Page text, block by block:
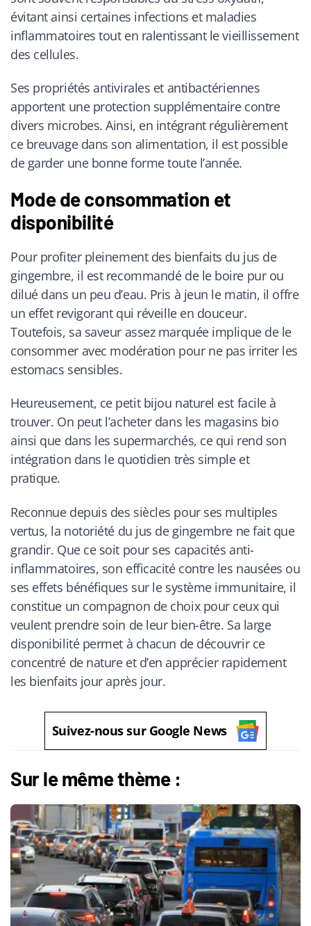
évitant ainsi certaines infections et maladies
inflammatoires tout en ralentissant le vieillissement
des cellules.
Ses propriétés antivirales et antibactériennes
apportent une protection supplémentaire contre
divers microbes. Ainsi, en intégrant régulièrement
ce breuvage dans son alimentation, il est possible
de garder une bonne forme toute l’année.
Mode de consommation et
disponibilité
Pour profiter pleinement des bienfaits du jus de
gingembre, il est recommandé de le boire pur ou
dilué dans un peu d’eau. Pris à jeun le matin, il offre
un effet revigorant qui réveille en douceur.
Toutefois, sa saveur assez marquée implique de le
consommer avec modération pour ne pas irriter les
estomacs sensibles.
Heureusement, ce petit bijou naturel est facile à
trouver. On peut l’acheter dans les magasins bio
ainsi que dans les supermarchés, ce qui rend son
intégration dans le quotidien très simple et
pratique.
Reconnue depuis des siècles pour ses multiples
vertus, la notoriété du jus de gingembre ne fait que
grandir. Que ce soit pour ses capacités anti-
inflammatoires, son efficacité contre les nausées ou
ses effets bénéfiques sur le système immunitaire, il
constitue un compagnon de choix pour ceux qui
veulent prendre soin de leur bien-être. Sa large
disponibilité permet à chacun de découvrir ce
concentré de nature et d’en apprécier rapidement
les bienfaits jour après jour.
Suivez-nous sur Google News
Sur le même thème :